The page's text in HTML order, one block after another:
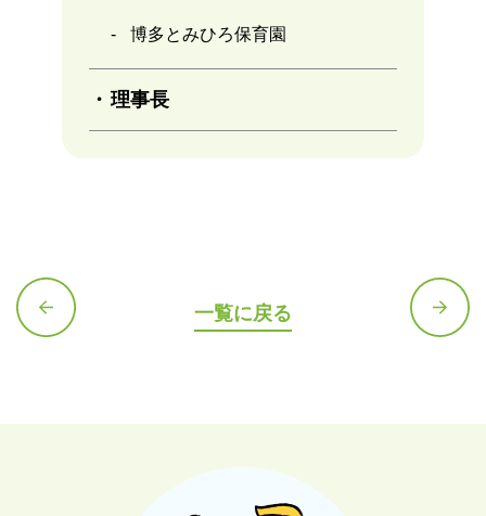
博多とみひろ保育園
理事長
一覧に戻る